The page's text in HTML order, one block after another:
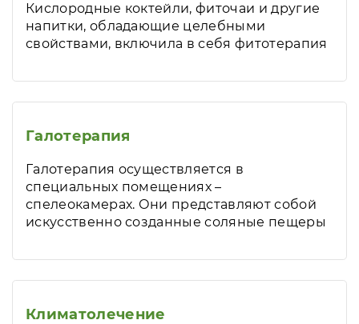
Кислородные коктейли, фиточаи и другие
напитки, обладающие целебными
свойствами, включила в себя фитотерапия
Галотерапия
Галотерапия осуществляется в
специальных помещениях –
спелеокамерах. Они представляют собой
искусственно созданные соляные пещеры
Климатолечение